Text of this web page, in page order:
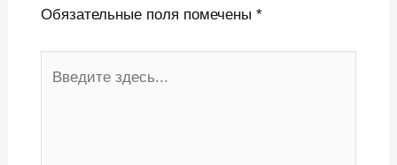
Обязательные поля помечены *